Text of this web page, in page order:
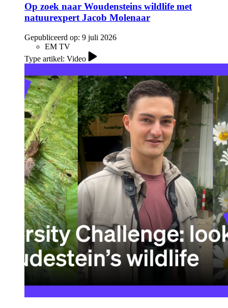
Op zoek naar Woudensteins wildlife met
natuurexpert Jacob Molenaar
Gepubliceerd op: 9 juli 2026
EM TV
Type artikel: Video